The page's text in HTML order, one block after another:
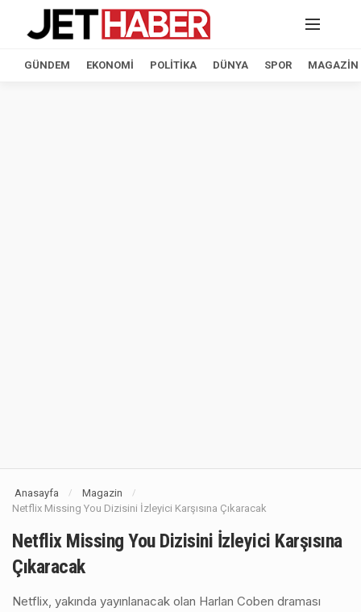
GÜNDEM EKONOMI POLITIKA DÜNYA SPOR MAGAZIN
Anasayfa / Magazin /
Netflix Missing You Dizisini İzleyici Karşısına Çıkaracak
Netflix Missing You Dizisini İzleyici Karşısına
Çıkaracak
Netflix, yakında yayınlanacak olan Harlan Coben draması